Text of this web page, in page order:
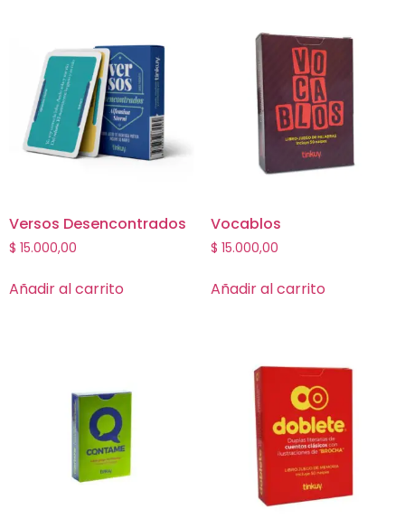
Versos Desencontrados
$ 15.000,00
Añadir al carrito
Vocablos
$ 15.000,00
Añadir al carrito